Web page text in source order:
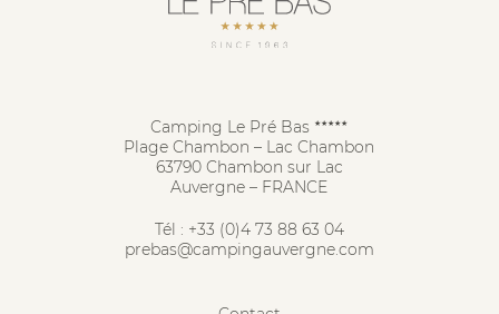
Camping Le Pré Bas ★★★★★
Plage Chambon – Lac Chambon
63790 Chambon sur Lac
Auvergne – FRANCE
Tél : +33 (0)4 73 88 63 04
prebas@campingauvergne.com